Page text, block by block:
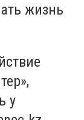
жизнь
у